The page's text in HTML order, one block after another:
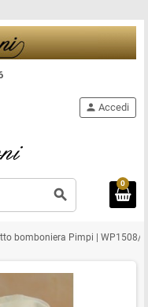
search
person Accedi
0
bomboniera Pimpi | WP1508/4